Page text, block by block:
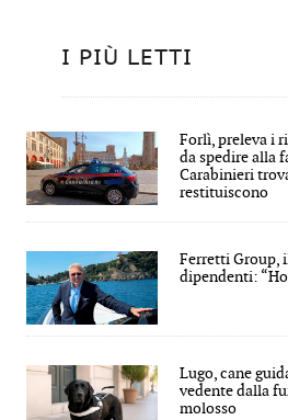
I PIÙ LETTI
Forlì, preleva i
da spedire alla
Carabinieri
restituiscono
Ferretti Group,
dipendenti:
Lugo, cane
vedente dalla
molosso